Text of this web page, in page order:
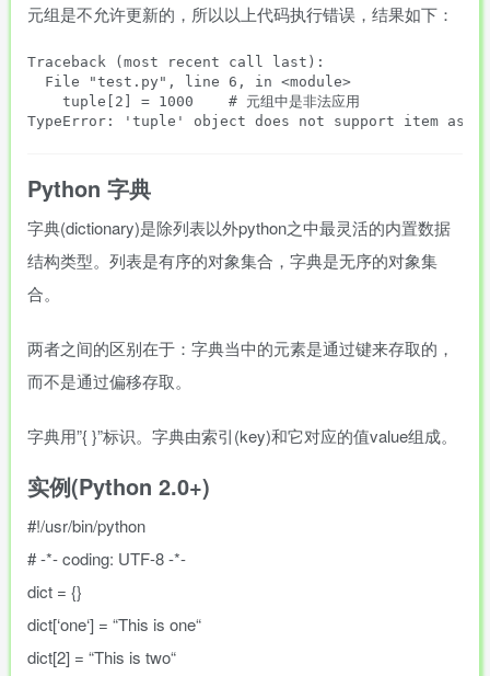
元组是不允许更新的，所以以上代码执行错误，结果如下：
Traceback (most recent call last):
  File "test.py", line 6, in <module>
    tuple[2] = 1000    # 元组中是非法应用
TypeError: 'tuple' object does not support item
Python 字典
字典(dictionary)是除列表以外python之中最灵活的内置数据
结构类型。列表是有序的对象集合，字典是无序的对象集
合。
两者之间的区别在于：字典当中的元素是通过键来存取的，
而不是通过偏移存取。
字典用”{ }”标识。字典由索引(key)和它对应的值value组成。
实例(Python 2.0+)
#!/usr/bin/python
# -*- coding: UTF-8 -*-
dict = {}
dict[‘one‘] = “This is one“
dict[2] = “This is two“